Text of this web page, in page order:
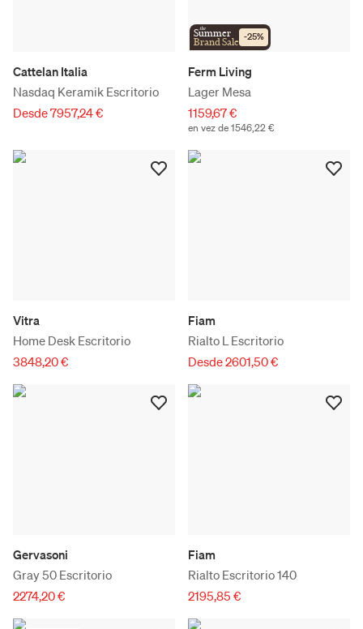
Cattelan Italia
Nasdaq Keramik Escritorio
Desde 7957,24 €
the
Summer
Brand Sale -25%
Ferm Living
Lager Mesa
1159,67 €
en vez de 1546,22 €
Vitra
Home Desk Escritorio
3848,20 €
Fiam
Rialto L Escritorio
Desde 2601,50 €
Gervasoni
Gray 50 Escritorio
2274,20 €
Fiam
Rialto Escritorio 140
2195,85 €